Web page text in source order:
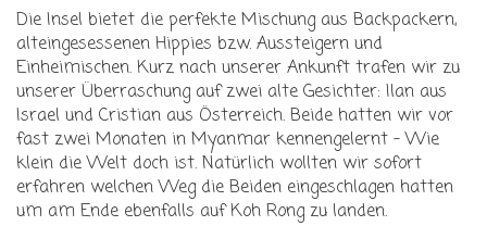
Die Insel bietet die perfekte Mischung aus Backpackern,
alteingesessenen Hippies bzw. Aussteigern und
Einheimischen. Kurz nach unserer Ankunft trafen wir zu
unserer Überraschung auf zwei alte Gesichter: Ilan aus
Israel und Cristian aus Österreich. Beide hatten wir vor
fast zwei Monaten in Myanmar kennengelernt - Wie
klein die Welt doch ist. Natürlich wollten wir sofort
erfahren welchen Weg die Beiden eingeschlagen hatten
um am Ende ebenfalls auf Koh Rong zu landen.